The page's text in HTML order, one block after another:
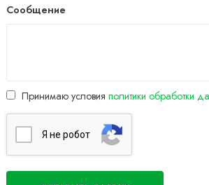
Сообщение
Принимаю условия политики обработки
Я нe poбoт